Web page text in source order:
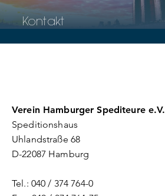
Kontakt
Verein Hamburger Spediteure e.V.
Speditionshaus
Uhlandstraße 68
D-22087 Hamburg
Tel.: 040 / 374 764-0